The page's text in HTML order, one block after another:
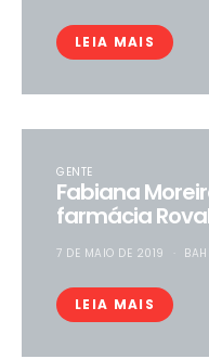
LEIA MAIS
GENTE
Fabiana
farmácia
7 DE MAIO DE 2019
LEIA MAIS